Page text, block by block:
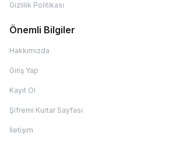
Gizlilik Politikası
Önemli Bilgiler
Hakkımızda
Giriş Yap
Kayıt Ol
Şifremi Kurtar Sayfası
İletişim